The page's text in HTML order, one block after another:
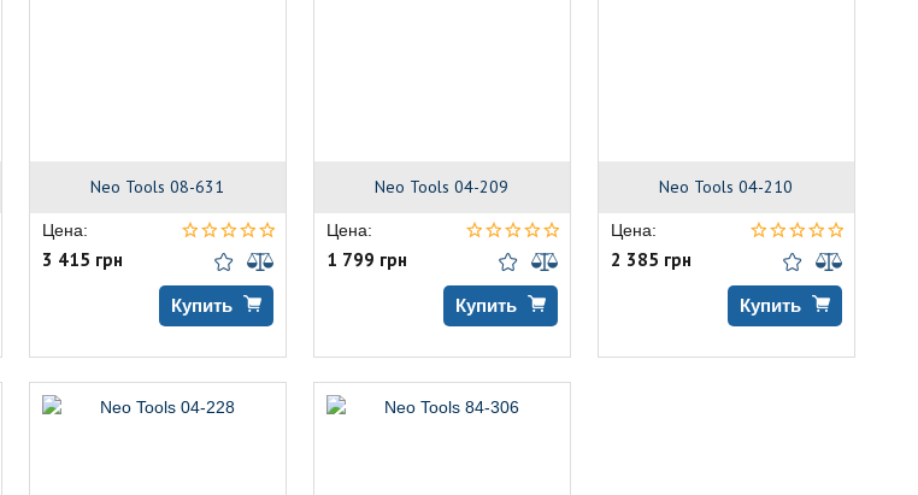
Neo Tools 08-631
Цена:
3 415 грн
Купить
Neo Tools 04-209
Цена:
1 799 грн
Купить
Neo Tools 04-210
Цена:
2 385 грн
Купить